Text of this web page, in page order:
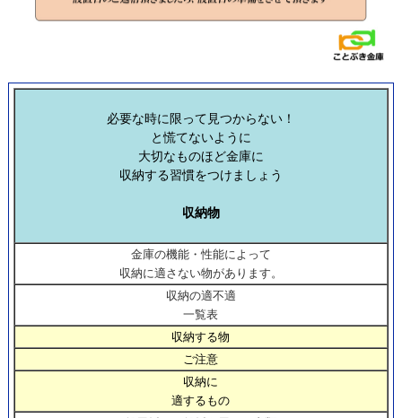
必要な時に限って見つからない！
と慌てないように
大切なものほど金庫に
収納する習慣をつけましょう
収納物
金庫の機能・性能によって
収納に適さない物があります。
収納の適不適
一覧表
収納する物
ご注意
収納に
適するもの